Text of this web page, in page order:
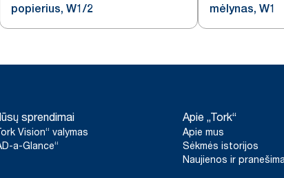
popierius, W1/2
mėlynas, W1
sprendimai
Vision“ valymas
a-Glance“
Apie „Tork“
Apie mus
Sėkmės istorijos
Naujienos ir